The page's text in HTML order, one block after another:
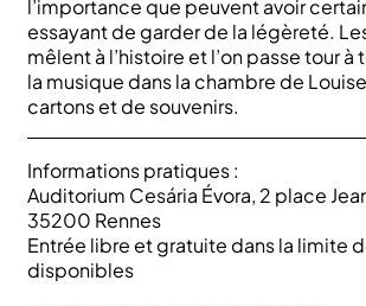
l’importance que peuvent avoir
essayant de garder de la légèreté.
mêlent à l’histoire et l’on passe tour à
la musique dans la chambre de
cartons et de souvenirs.
Informations pratiques :
Auditorium Cesária Évora, 2 place
35200 Rennes
Entrée libre et gratuite dans la limite
disponibles